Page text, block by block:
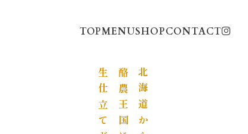
TOPMENUSHOPCONTACT